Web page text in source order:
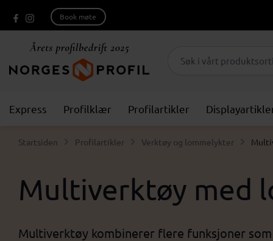
Book møte
Express Profilklær Profilartikler
Startsiden Profilartikler Verktøy og lommelykter
Multiverktøy med
Multiverktøy kombinerer flere funksjoner